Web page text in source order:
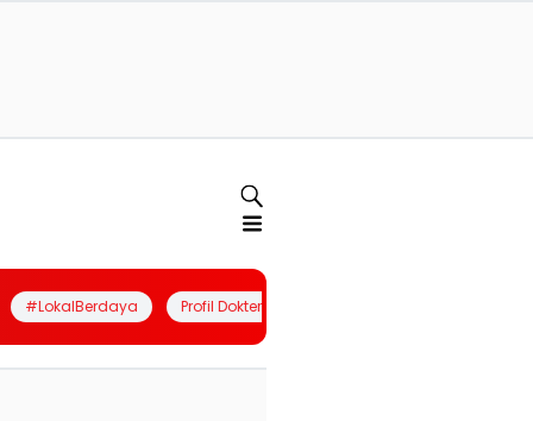
#LokalBerdaya Profil Dokter